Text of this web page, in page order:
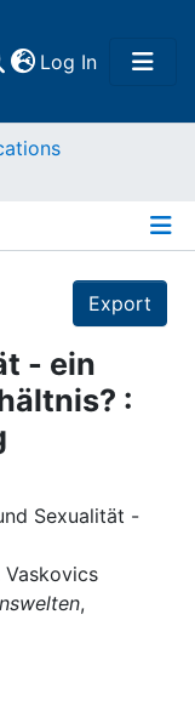
Log In(current)
Export
- ein
:
Sexualität -
Vaskovics
,